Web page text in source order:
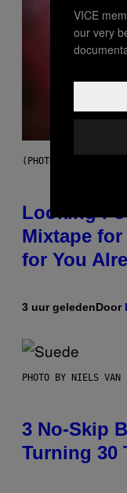
(PHOTO BY MICK
Looking
Mixtape
for You
3 uur geledenDoor
PHOTO BY NIELS VAN
3 No-Skip
Turning 30
VICE
our very